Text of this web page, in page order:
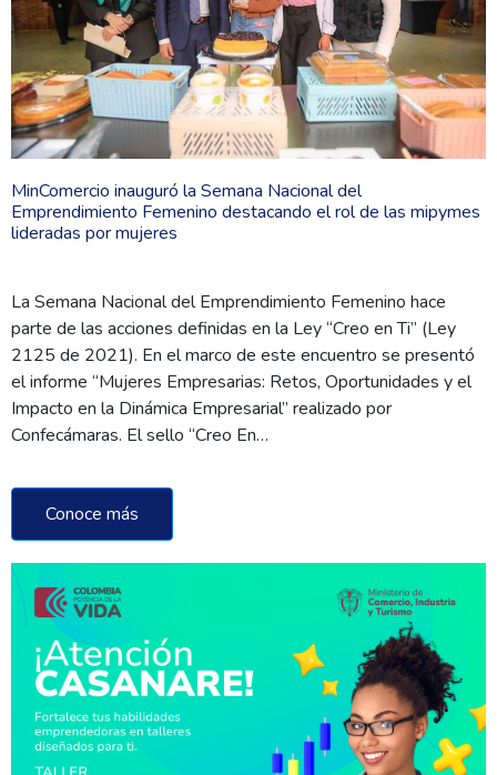
MinComercio inauguró la Semana Nacional del
Emprendimiento Femenino destacando el rol de las mipymes
lideradas por mujeres
La Semana Nacional del Emprendimiento Femenino hace
parte de las acciones definidas en la Ley “Creo en Ti” (Ley
2125 de 2021). En el marco de este encuentro se presentó
el informe “Mujeres Empresarias: Retos, Oportunidades y el
Impacto en la Dinámica Empresarial” realizado por
Confecámaras. El sello “Creo En…
Conoce más